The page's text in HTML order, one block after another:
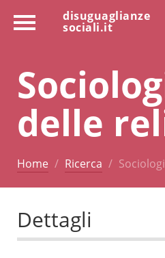
disuguaglianze
sociali.it
delle
Home Ricerca
Dettagli